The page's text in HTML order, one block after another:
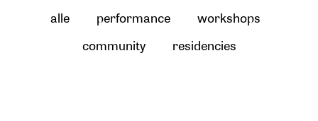
alle performance
workshops
community
residencies